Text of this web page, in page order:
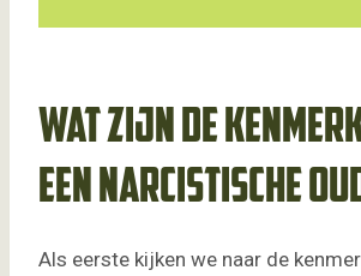
Wat zijn de
een narcistische
Als eerste kijken we naar de